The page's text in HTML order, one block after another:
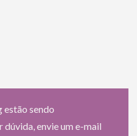
estão sendo
dúvida, envie um e-mail